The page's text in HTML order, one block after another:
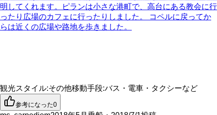
明してくれます。ピランは小さな港町で、高台にある教会に行
ったり広場のカフェに行ったりしました。 コペルに戻ってか
らは近くの広場や路地を歩きました。
観光スタイル:その他移動手段:バス・電車・タクシーなど
参考になった0